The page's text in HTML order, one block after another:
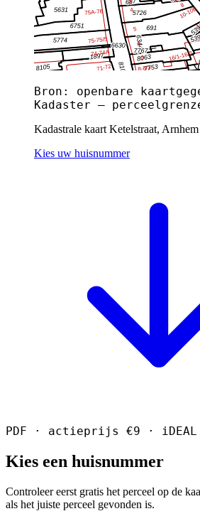
Bron: openbare
Kadaster —
Kadastrale kaart Ketelstraat, Arnhem
Kies uw huisnummer
PDF · actieprijs €9 · iDEAL
Kies een huisnummer
Controleer eerst gratis het perceel op de
als het juiste perceel gevonden is.